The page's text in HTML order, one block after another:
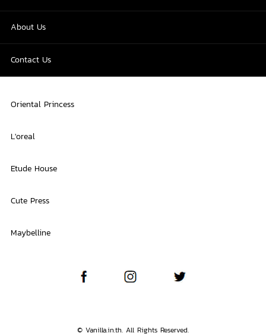
About Us
Contact Us
Oriental Princess
L'oreal
Etude House
Cute Press
Maybelline
© Vanilla.in.th. All Rights Reserved.